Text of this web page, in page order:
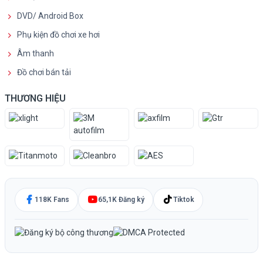
DVD/ Android Box
Phụ kiện đồ chơi xe hơi
Âm thanh
Đồ chơi bán tải
THƯƠNG HIỆU
118K Fans 65,1K Đăng ký Tiktok